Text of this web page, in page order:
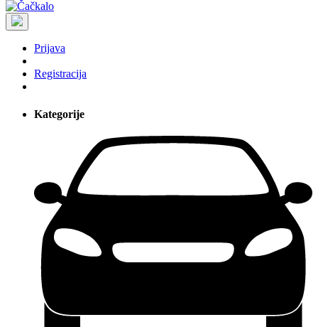
Prijava
Registracija
Kategorije